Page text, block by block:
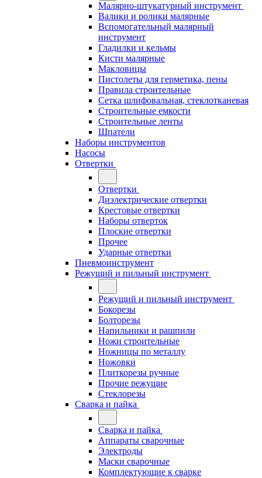
Малярно-штукатурный инструмент
Валики и ролики малярные
Вспомогательный малярный
инструмент
Гладилки и кельмы
Кисти малярные
Макловицы
Пистолеты для герметика, пены
Правила строительные
Сетка шлифовальная, стеклотканевая
Строительные емкости
Строительные ленты
Шпатели
Наборы инструментов
Насосы
Отвертки
Отвертки
Диэлектрические отвертки
Крестовые отвертки
Наборы отверток
Плоские отвертки
Прочее
Ударные отвертки
Пневмоинструмент
Режущий и пильный инструмент
Режущий и пильный инструмент
Бокорезы
Болторезы
Напильники и рашпили
Ножи строительные
Ножницы по металлу
Ножовки
Плиткорезы ручные
Прочие режущие
Стеклорезы
Сварка и пайка
Сварка и пайка
Аппараты сварочные
Электроды
Маски сварочные
Комплектующие к сварке